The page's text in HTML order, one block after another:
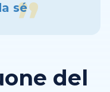
sé
del